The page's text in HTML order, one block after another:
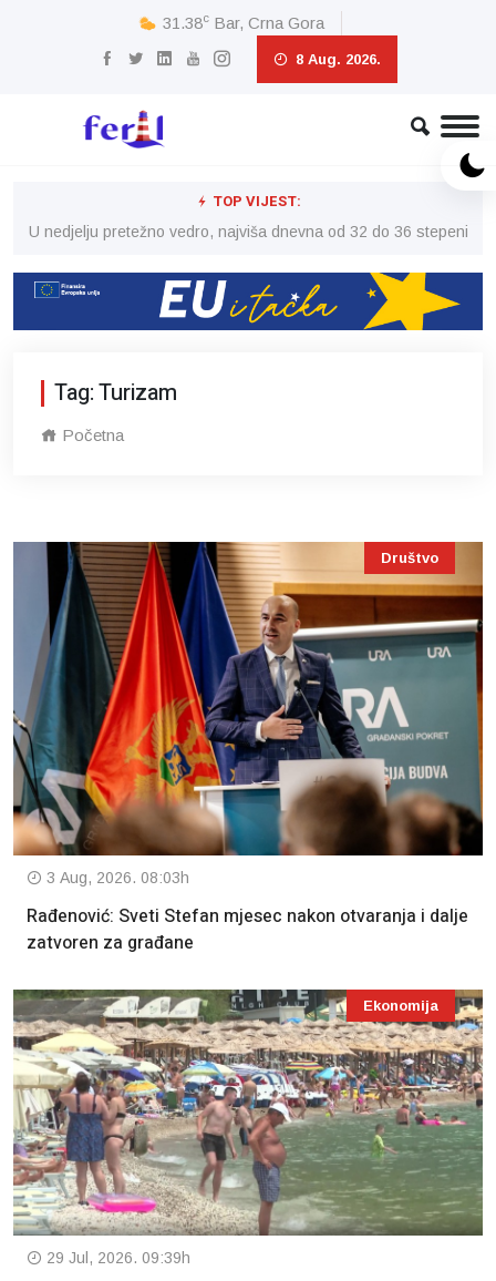
31.38c Bar, Crna Gora
8 Aug. 2026.
TOP VIJEST:
U nedjelju pretežno vedro, najviša dnevna od 32 do 36 stepeni
Tag: Turizam
Početna
Društvo
3 Aug, 2026. 08:03h
Rađenović: Sveti Stefan mjesec nakon otvaranja i dalje
zatvoren za građane
Ekonomija
29 Jul, 2026. 09:39h